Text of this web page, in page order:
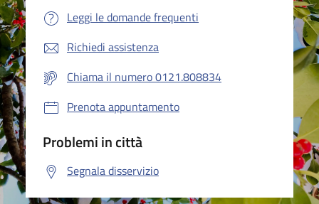
Leggi le domande frequenti
Richiedi assistenza
Chiama il numero 0121.808834
Prenota appuntamento
Problemi in città
Segnala disservizio